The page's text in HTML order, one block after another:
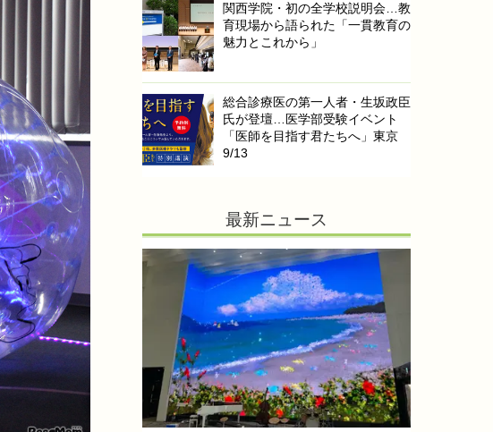
関西学院・初の全学校説明会…教
育現場から語られた「一貫教育の
魅力とこれから」
総合診療医の第一人者・生坂政臣
氏が登壇…医学部受験イベント
「医師を目指す君たちへ」東京
9/13
最新ニュース